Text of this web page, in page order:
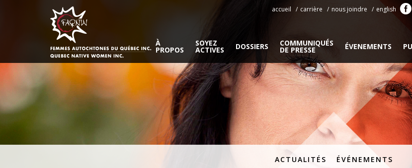
accueil carrière nous joindre english
À
PROPOS
SOYEZ
ACTIVES DOSSIERS COMMUNIQUÉS
DE PRESSE ÉVENEMENTS
ACTUALITÉS ÉVÉNEMENTS